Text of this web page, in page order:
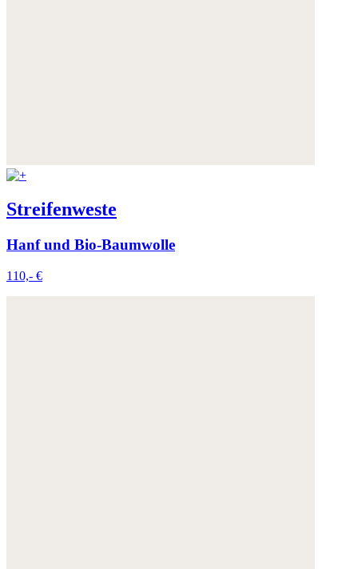
Streifenweste
Hanf und Bio-Baumwolle
110,- €